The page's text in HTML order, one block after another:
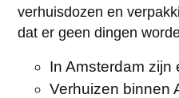
verhuisdozen en
dat er geen dingen
In Amsterdam
Verhuizen binnen